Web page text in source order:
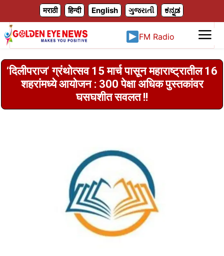
मराठी हिन्दी English ગુજરાતી ಕನ್ನಡ
FM Radio
‌‘दिलीपराज‌‘ ग्रंथोत्सव 15 मार्च पासून महाराष्ट्रातील 16
शहरांमध्ये आयोजन : 300 पेक्षा अधिक पुस्तकांवर
घसघशीत सवलत !!